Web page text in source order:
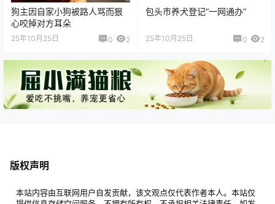
狗主因自家小狗被路人骂而狠
心咬掉对方耳朵
25年10月25日 0 2
包头市养犬登记“一网通办”
25年10月25日 0 2
版权声明
本站内容由互联网用户自发贡献，该文观点仅代表作者本人。本站仅